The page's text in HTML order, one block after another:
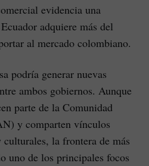
evidencia una
adquiere más del
al mercado colombiano.
podría generar nuevas
ambos gobiernos. Aunque
parte de la Comunidad
y comparten vínculos
la frontera de más
uno de los principales focos